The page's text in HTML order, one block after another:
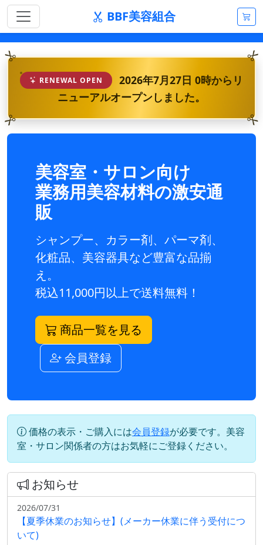
BBF美容組合
RENEWAL OPEN
2026年7月27日 0時からリ
ニューアルオープンしました。
美容室・サロン向け
業務用美容材料の激安通
販
シャンプー、カラー剤、パーマ剤、
化粧品、美容器具など豊富な品揃
え。
税込11,000円以上で送料無料！
商品一覧を見る
会員登録
価格の表示・ご購入には会員登録が必要です。美容
室・サロン関係者の方はお気軽にご登録ください。
お知らせ
2026/07/31
【夏季休業のお知らせ】(メーカー休業に伴う受付につ
いて)